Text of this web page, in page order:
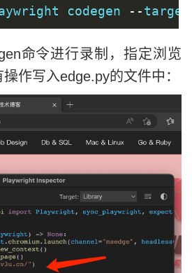
codegen --
命令进行录制，指定浏览
作写入edge.py的文件中：